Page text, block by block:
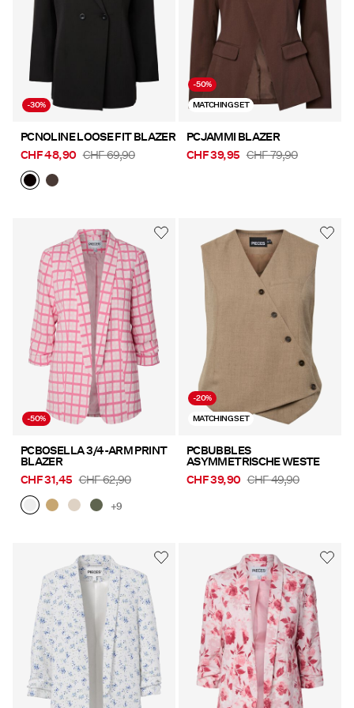
-30%
PCNOLINE LOOSE FIT BLAZER
CHF 48,90 CHF 69,90
-50%
MATCHING SET
PCJAMMI BLAZER
CHF 39,95 CHF 79,90
-50%
PCBOSELLA 3/4-ARM PRINT
BLAZER
CHF 31,45 CHF 62,90
+9
-20%
MATCHING SET
PCBUBBLES
ASYMMETRISCHE WESTE
CHF 39,90 CHF 49,90